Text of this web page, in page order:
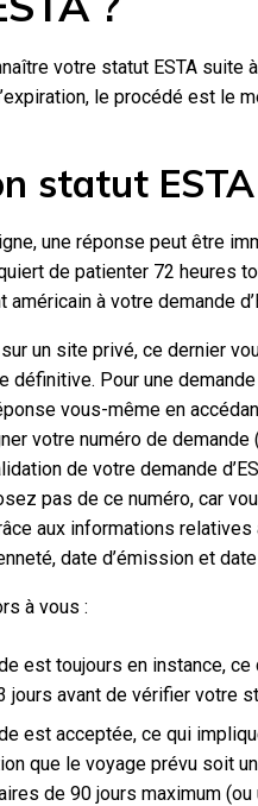
votre statut ESTA suite
le procédé est le
statut ESTA
une réponse peut être
de patienter 72 heures
à votre demande
un site privé, ce dernier
définitive. Pour une
vous-même en
votre numéro de demande
de votre demande
pas de ce numéro, car
aux informations
date d’émission et date
à vous :
est toujours en instance, ce
jours avant de vérifier votre
est acceptée, ce qui
que le voyage prévu soit
de 90 jours maximum (ou